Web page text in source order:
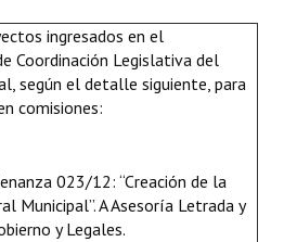
ingresados en el
Coordinación Legislativa del
según el detalle siguiente, para
comisiones:
023/12: “Creación de la
Municipal”. A Asesoría Letrada y
y Legales.